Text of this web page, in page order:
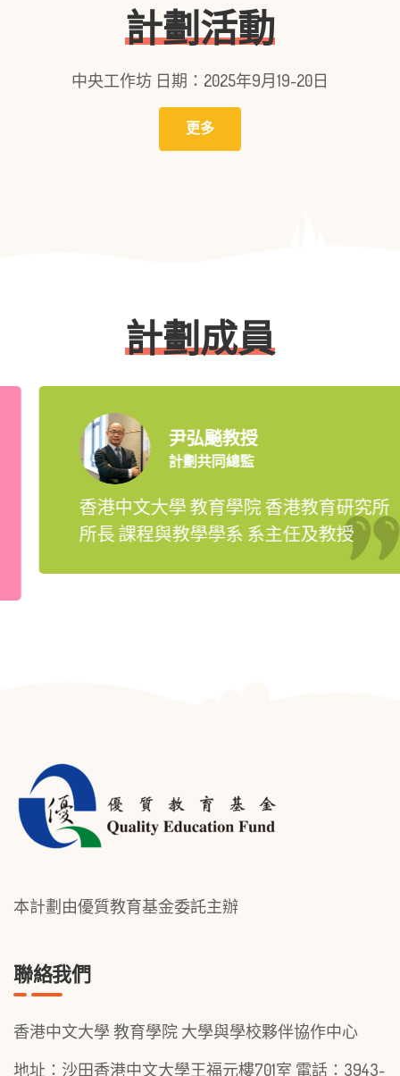
計劃活動
中央工作坊 日期：2025年9月19-20日
更多
計劃成員
尹弘飈教授
計劃共同總監
香港中文大學 教育學院香港教育研究所
所長課程與教學學系 系主任及教授
本計劃由優質教育基金委託主辦
聯絡我們
香港中文大學 教育學院 大學與學校夥伴協作中心
地址：沙田香港中文大學王福元樓701室 電話：3943-